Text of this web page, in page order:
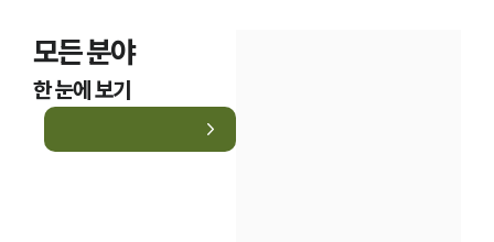
모든 분야
한 눈에 보기